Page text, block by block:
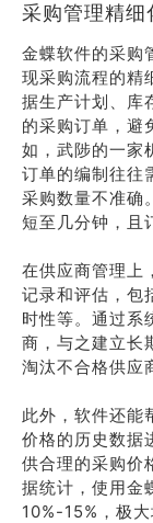
采购管理精细
金蝶软件的采购
现采购流程的精
据生产计划、库
的采购订单，避
如，武陟的一家
订单的编制往往
采购数量不准确
短至几分钟，且
在供应商管理上
记录和评估，包
时性等。通过系
商，与之建立长
淘汰不合格供应
此外，软件还能
价格的历史数据
供合理的采购价
据统计，使用金
10%-15%，极